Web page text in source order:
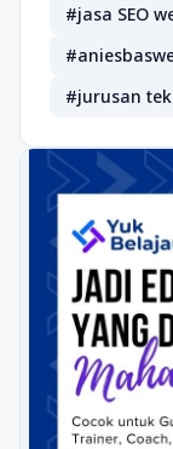
#jasa SEO
#jurusan